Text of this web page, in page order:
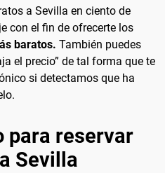
a Sevilla en ciento de
con el fin de ofrecerte los
baratos. También puedes
el precio” de tal forma que te
si detectamos que ha
para reservar
Sevilla